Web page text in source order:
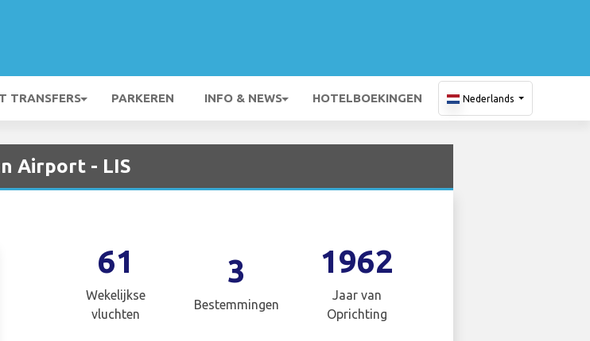
TRANSFERS PARKEREN INFO & NEWS HOTELBOEKINGEN Nederlands
Airport - LIS
61
Wekelijkse
vluchten
3
Bestemmingen
1962
Jaar van
Oprichting